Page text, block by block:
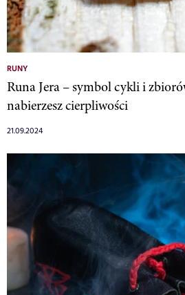
RUNY
Runa Jera – symbol cykli i
nabierzesz cierpliwości
21.09.2024